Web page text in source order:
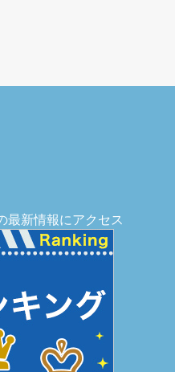
最新情報にアクセス